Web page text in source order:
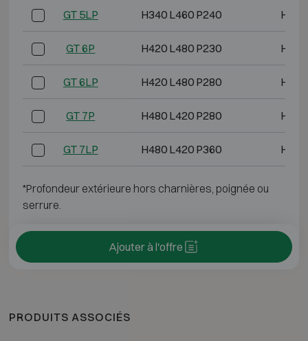
GT 5LP H340 L460 P240
GT 6P H420 L480 P230
GT 6LP H420 L480 P280
GT 7P H480 L420 P280
GT 7LP H480 L420 P360
*Profondeur extérieure hors charnières, poignée ou
serrure.
Ajouter à l'offre
PRODUITS ASSOCIÉS